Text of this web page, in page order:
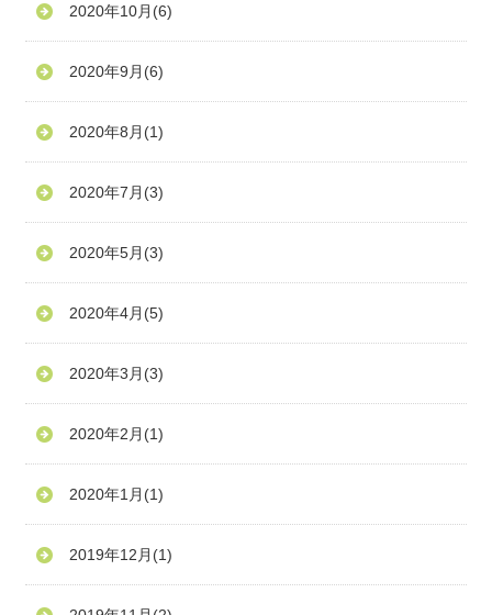
2020年10月 (6)
2020年9月 (6)
2020年8月 (1)
2020年7月 (3)
2020年5月 (3)
2020年4月 (5)
2020年3月 (3)
2020年2月 (1)
2020年1月 (1)
2019年12月 (1)